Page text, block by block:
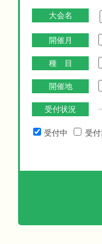
大会名
開催月
種 目
開催地
受付状況
受付中 受